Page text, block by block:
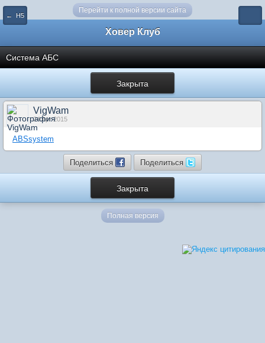
Перейти к полной версии сайта
← Н5
Ховер Клуб
Система АБС
Закрыта
VigWam
24 Apr 2015
ABSsystem
Поделиться Поделиться
Закрыта
Полная версия